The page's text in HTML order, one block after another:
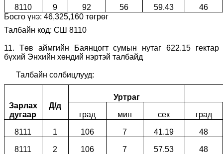
8110 9 92 56 59.43
46
Босго үнэ: 46,325,160 төгрөг
Талбайн код: СШ 8110
11.
Төв аймгийн Баянцогт сумын нутаг 622.15 гектар
бүхий Энхийн хөндий нэртэй талбайд
Талбайн солбицлууд:
Зарлах
дугаар
Д/д
Уртраг
град мин сек град
8111 1 106 7 41.19 48
8111 2 106 7 57.53 48